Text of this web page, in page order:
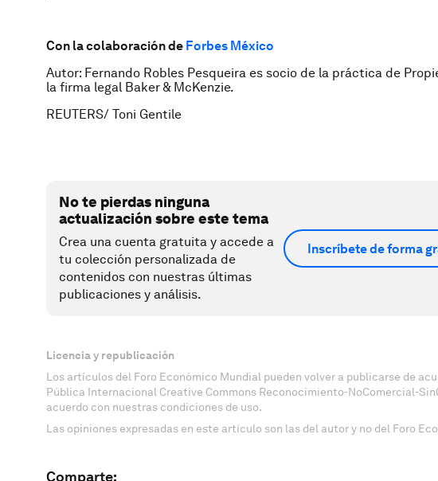
Con la colaboración de Forbes México
Autor: Fernando Robles Pesqueira es socio de la práctica de
la firma legal Baker & McKenzie.
REUTERS/ Toni Gentile
No te pierdas ninguna
actualización sobre este tema
Crea una cuenta gratuita y accede a
tu colección personalizada de
contenidos con nuestras últimas
publicaciones y análisis.
Inscríbete de forma
Licencia y republicación
Los artículos del Foro Económico Mundial pueden volver a publicarse de
Pública Internacional Creative Commons Reconocimiento-NoComercial-
acuerdo con nuestras condiciones de uso.
Las opiniones expresadas en este artículo son las del autor y no del Foro
Comparte: